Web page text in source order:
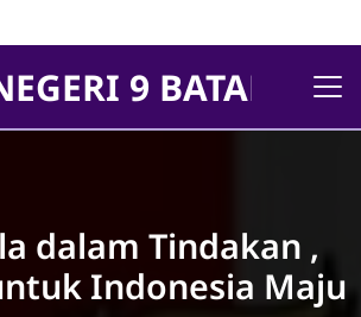
9
dalam Tindakan ,
Indonesia Maju